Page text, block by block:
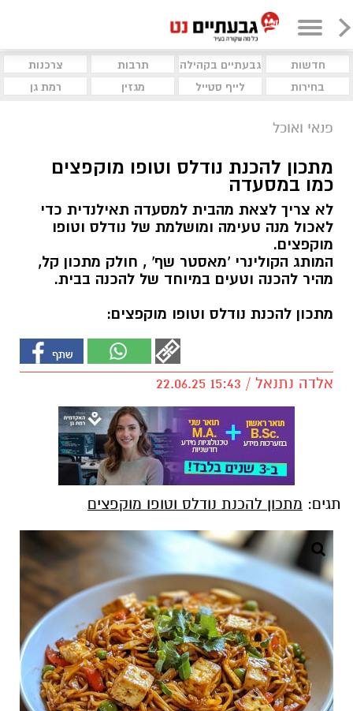
חדשות גבעתיים בקהילה תרבות
צרכנות
בחירות
לייף סטייל מגזין רמת גן
פנאי ואוכל
מתכון להכנת נודלס וטופו מוקפצים
כמו במסעדה
לא צריך לצאת מהבית למסעדה תאילנדית כדי
לאכול מנה טעימה ומושלמת של נודלס וטופו
מוקפצים.
המותג הקולינרי 'מאסטר שף' , חולק מתכון קל,
מהיר להכנה וטעים במיוחד של להכנה בבית.
מתכון להכנת נודלס וטופו מוקפצים:
אלדה נתנאל / 15:43 22.06.25
תגים: מתכון להכנת נודלס וטופו מוקפצים